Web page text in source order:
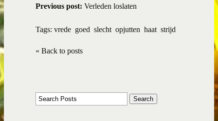
Previous post: Verleden loslaten
Tags: vrede goed slecht opjutten haat strijd
« Back to posts